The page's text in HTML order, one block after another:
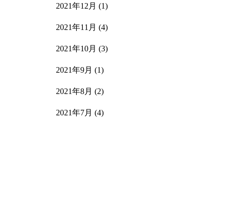
2021年12月 (1)
2021年11月 (4)
2021年10月 (3)
2021年9月 (1)
2021年8月 (2)
2021年7月 (4)